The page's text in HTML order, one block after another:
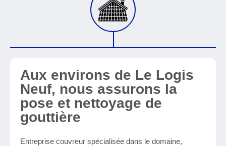
Aux environs de Le Logis
Neuf, nous assurons la
pose et nettoyage de
gouttière
Entreprise couvreur spécialisée dans le domaine,